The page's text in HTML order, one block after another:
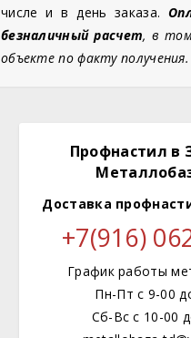
числе и в день заказа.
безналичный расчет, в
объекте по факту получения.
Профнастил в
Доставка
+7(916)
График работы
Пн-Пт с 9-00
Сб-Вс с 10-00